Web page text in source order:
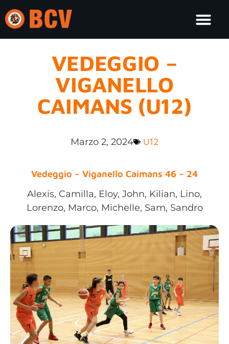
VEDEGGIO –
VIGANELLO
CAIMANS (U12)
Marzo 2, 2024 U12
Vedeggio – Viganello Caimans 46 – 24
Alexis, Camilla, Eloy, John, Kilian, Lino,
Lorenzo, Marco, Michelle, Sam, Sandro